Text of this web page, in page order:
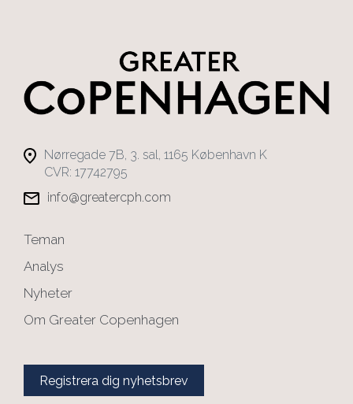
Nørregade 7B, 3. sal, 1165 København K
CVR: 17742795
info@greatercph.com
Teman
Analys
Nyheter
Om Greater Copenhagen
Registrera dig nyhetsbrev